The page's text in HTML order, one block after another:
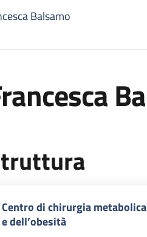
Balsamo
Centro di chirurgia metabolica
e dell’obesità